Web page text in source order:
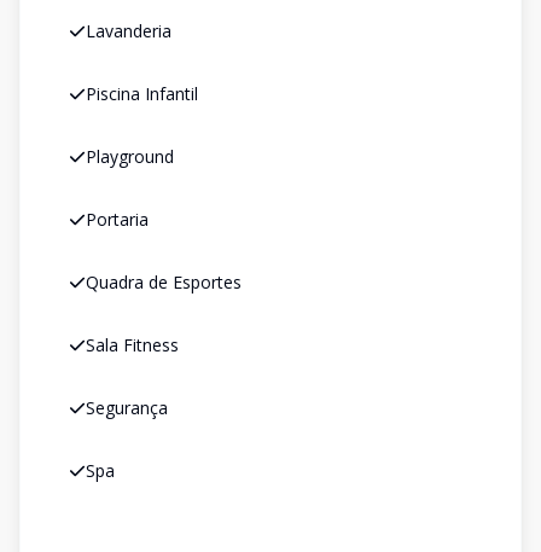
Lavanderia
Piscina Infantil
Playground
Portaria
Quadra de Esportes
Sala Fitness
Segurança
Spa